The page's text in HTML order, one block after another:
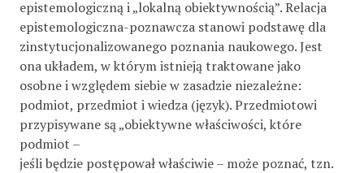
epistemologiczną i „lokalną obiektywnością”. Relacja
epistemologiczna-poznawcza stanowi podstawę dla
zinstytucjonalizowanego poznania naukowego. Jest
ona układem, w którym istnieją traktowane jako
osobne i względem siebie w zasadzie niezależne:
podmiot, przedmiot i wiedza (język). Przedmiotowi
przypisywane są „obiektywne właściwości, które
podmiot –
jeśli będzie postępował właściwie – może poznać, tzn.